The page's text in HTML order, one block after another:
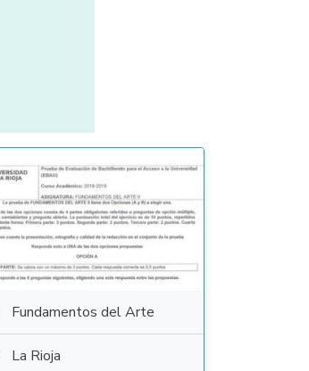
Fundamentos del Arte
La Rioja